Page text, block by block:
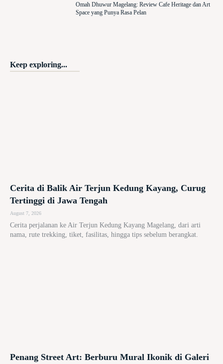
Omah Dhuwur Magelang: Review Cafe Heritage dan Art
Space yang Punya Rasa Pelan
Keep exploring...
Cerita di Balik Air Terjun Kedung Kayang, Curug
Tertinggi di Jawa Tengah
August 7, 2026
Cerita perjalanan ke Air Terjun Kedung Kayang Magelang, dari arti
nama, rute trekking, tiket, fasilitas, hingga tips sebelum berangkat.
Penang Street Art: Berburu Mural Ikonik di Galeri